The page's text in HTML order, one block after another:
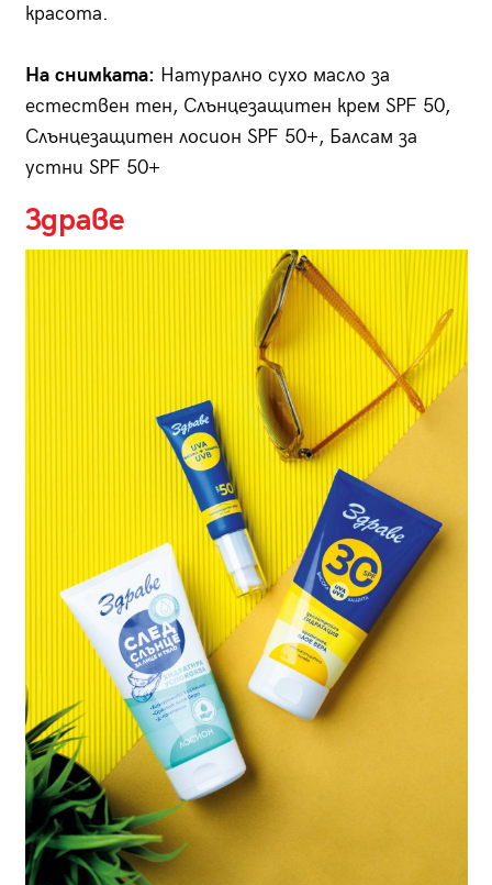
красота.
На снимката: Натурално сухо масло за
естествен тен, Слънцезащитен крем SPF 50,
Слънцезащитен лосион SPF 50+, Балсам за
устни SPF 50+
Здраве